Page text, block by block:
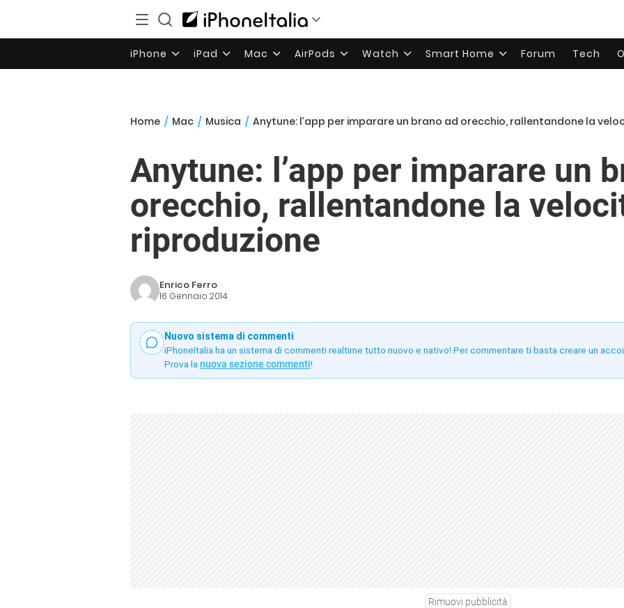
iPhone iPad Mac AirPods Watch Smart Home Forum Tech
Home / Mac / Musica / Anytune: l’app per imparare un brano ad orecchio, rallentandone la
Anytune: l’app per imparare un
orecchio, rallentandone la
riproduzione
Enrico Ferro
16 Gennaio 2014
Nuovo sistema di commenti
iPhoneItalia ha un sistema di commenti realtime tutto nuovo e nativo! Per commentare ti basta creare un
Prova la nuova sezione commenti!
Rimuovi pubblicità